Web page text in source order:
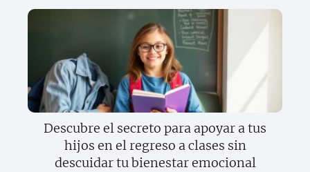
Descubre el secreto para apoyar a tus
hijos en el regreso a clases sin
descuidar tu bienestar emocional